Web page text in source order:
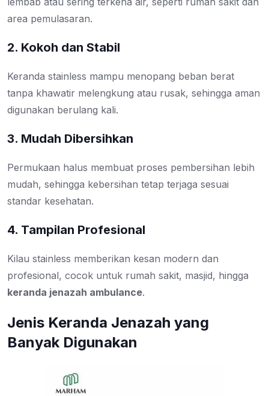
area pemulasaran.
2. Kokoh dan Stabil
Keranda stainless mampu menopang beban berat
tanpa khawatir melengkung atau rusak, sehingga aman
digunakan berulang kali.
3. Mudah Dibersihkan
Permukaan halus membuat proses pembersihan lebih
mudah, sehingga kebersihan tetap terjaga sesuai
standar kesehatan.
4. Tampilan Profesional
Kilau stainless memberikan kesan modern dan
profesional, cocok untuk rumah sakit, masjid, hingga
keranda jenazah ambulance.
Jenis Keranda Jenazah yang
Banyak Digunakan